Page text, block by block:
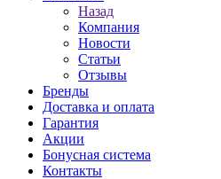
Назад
Компания
Новости
Статьи
Отзывы
Бренды
Доставка и оплата
Гарантия
Акции
Бонусная система
Контакты